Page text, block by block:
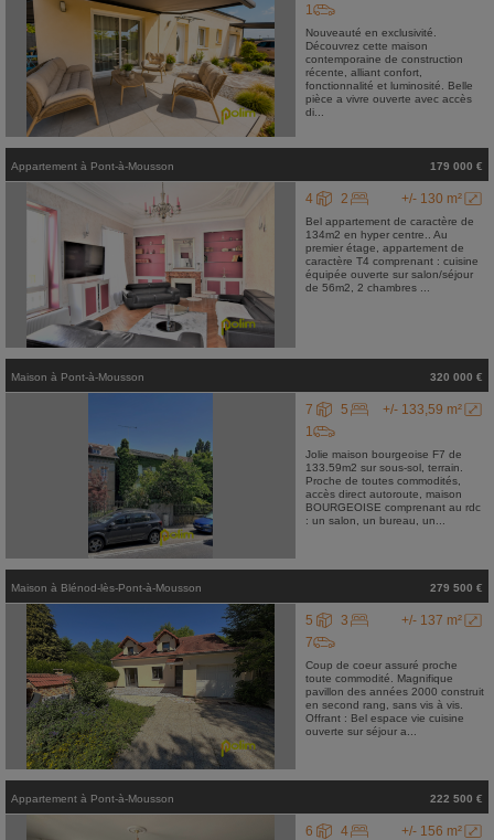
1
Nouveauté en exclusivité.
Découvrez cette maison
contemporaine de construction
récente, alliant confort,
fonctionnalité et luminosité. Belle
pièce a vivre ouverte avec accès
di...
Appartement à Pont-à-Mousson 179 000 €
+/- 130 m²
4 2
Bel appartement de caractère de
134m2 en hyper centre.. Au
premier étage, appartement de
caractère T4 comprenant : cuisine
équipée ouverte sur salon/séjour
de 56m2, 2 chambres ...
Maison à Pont-à-Mousson 320 000 €
+/- 133,59 m²
7
5
1
Jolie maison bourgeoise F7 de
133.59m2 sur sous-sol, terrain.
Proche de toutes commodités,
accès direct autoroute, maison
BOURGEOISE comprenant au rdc
: un salon, un bureau, un...
Maison à Blénod-lès-Pont-à-Mousson 279 500 €
+/- 137 m²
5
3
7
Coup de coeur assuré proche
toute commodité. Magnifique
pavillon des années 2000 construit
en second rang, sans vis à vis.
Offrant : Bel espace vie cuisine
ouverte sur séjour a...
Appartement à Pont-à-Mousson 222 500 €
+/- 156 m²
6
4